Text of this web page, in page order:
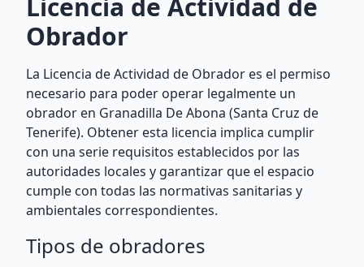
Licencia de Actividad de
Obrador
La Licencia de Actividad de Obrador es el permiso
necesario para poder operar legalmente un
obrador en Granadilla De Abona (Santa Cruz de
Tenerife). Obtener esta licencia implica cumplir
con una serie requisitos establecidos por las
autoridades locales y garantizar que el espacio
cumple con todas las normativas sanitarias y
ambientales correspondientes.
Tipos de obradores